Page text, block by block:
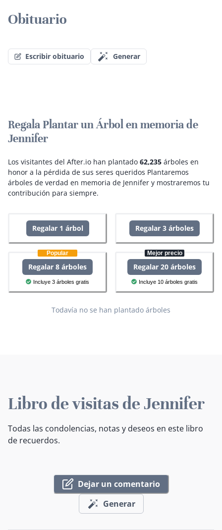
Obituario
Escribir obituario Generar
Regala Plantar un Árbol en memoria de
Jennifer
Los visitantes del After.io han plantado 62,235 árboles en
honor a la pérdida de sus seres queridos Plantaremos
árboles de verdad en memoria de Jennifer y mostraremos tu
contribución para siempre.
Regalar 1 árbol Regalar 3 árboles
Popular
Regalar 8 árboles
Incluye 3 árboles gratis
Mejor precio
Regalar 20 árboles
Incluye 10 árboles gratis
Todavía no se han plantado árboles
Libro de visitas de Jennifer
Todas las condolencias, notas y deseos en este libro
de recuerdos.
Dejar un comentario
Generar